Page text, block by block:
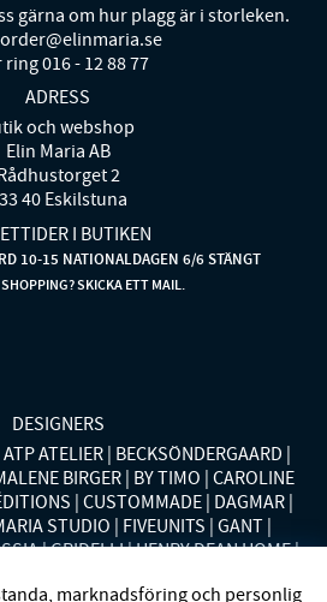
gärna om hur plagg är i storleken.
016 - 12 88 77
ADRESS
och webshop
Elin Maria AB
2
40 Eskilstuna
I BUTIKEN
10-15 NATIONALDAGEN 6/6 STÄNGT
SKICKA ETT MAIL.
DESIGNERS
ATP ATELIER BECKSÖNDERGAARD
BIRGER BY TIMO CAROLINE
CUSTOMMADE DAGMAR
STUDIO FIVEUNITS GANT
GRIDELLI HENRY DEAN HOME
marknadsföring och personlig